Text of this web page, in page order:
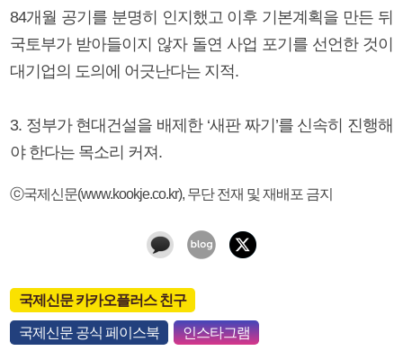
84개월 공기를 분명히 인지했고 이후 기본계획을 만든 뒤
국토부가 받아들이지 않자 돌연 사업 포기를 선언한 것이
대기업의 도의에 어긋난다는 지적.
3. 정부가 현대건설을 배제한 ‘새판 짜기’를 신속히 진행해
야 한다는 목소리 커져.
ⓒ국제신문(www.kookje.co.kr), 무단 전재 및 재배포 금지
국제신문 카카오플러스 친구
국제신문 공식 페이스북 인스타그램